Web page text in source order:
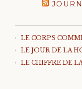
LE CORPS
LE JOUR DE LA
LE CHIFFRE DE